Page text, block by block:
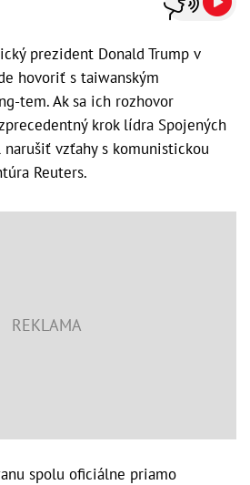
prezident Donald Trump v
hovoriť s taiwanským
tem. Ak sa ich rozhovor
krok lídra Spojených
vzťahy s komunistickou
Reuters.
spolu oficiálne priamo